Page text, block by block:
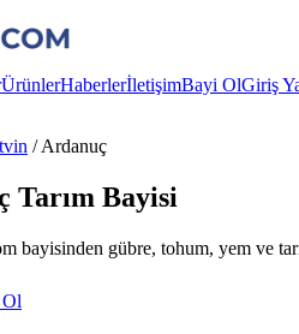
ÜrünlerHaberlerİletişimBayi OlGiriş
/Ardanuç
Tarım Bayisi
bayisinden gübre, tohum, yem ve